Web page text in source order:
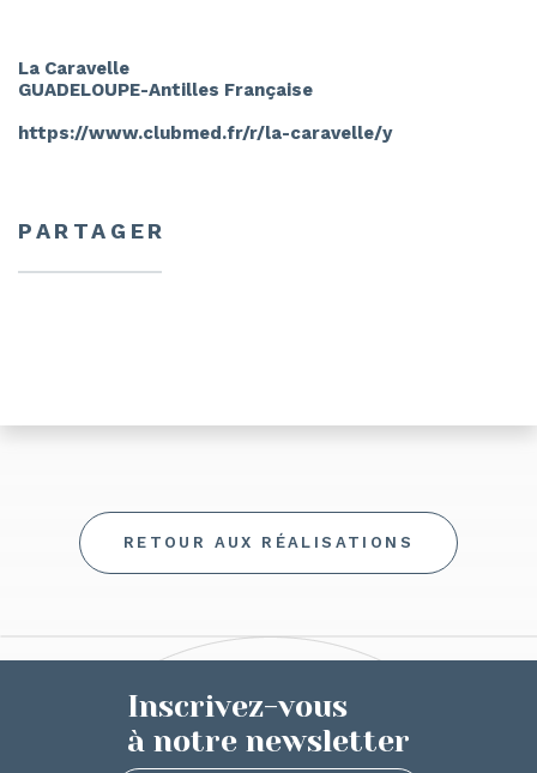
La Caravelle
GUADELOUPE-Antilles Française
https://www.clubmed.fr/r/la-caravelle/y
PARTAGER
RETOUR AUX RÉALISATIONS
Inscrivez-vous
à notre newsletter